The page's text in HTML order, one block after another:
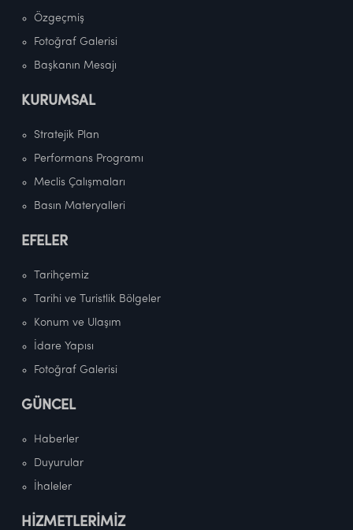
Özgeçmiş
Fotoğraf Galerisi
Başkanın Mesajı
KURUMSAL
Stratejik Plan
Performans Programı
Meclis Çalışmaları
Basın Materyalleri
EFELER
Tarihçemiz
Tarihi ve Turistlik Bölgeler
Konum ve Ulaşım
İdare Yapısı
Fotoğraf Galerisi
GÜNCEL
Haberler
Duyurular
İhaleler
HİZMETLERİMİZ